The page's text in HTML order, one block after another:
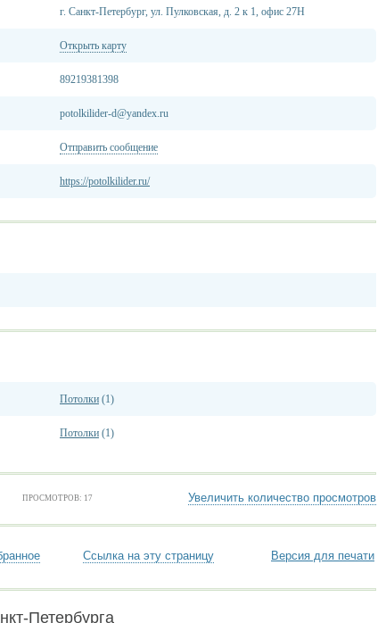
г. Санкт-Петербург, ул. Пулковская, д. 2 к 1, офис 27Н
Открыть карту
89219381398
potolkilider-d@yandex.ru
Отправить сообщение
https://potolkilider.ru/
Потолки (1)
Потолки (1)
ПРОСМОТРОВ: 17 Увеличить количество просмотров
Ссылка на эту страницу Версия для печати
Петербурга